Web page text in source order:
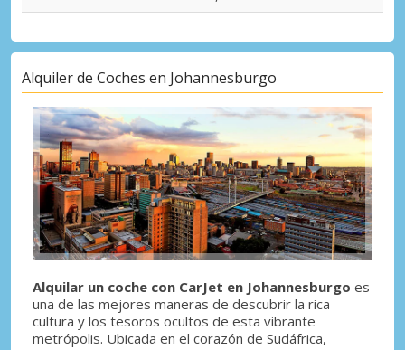
Alquiler de Coches en Johannesburgo
Alquilar un coche con CarJet en Johannesburgo es
una de las mejores maneras de descubrir la rica
cultura y los tesoros ocultos de esta vibrante
metrópolis. Ubicada en el corazón de Sudáfrica,